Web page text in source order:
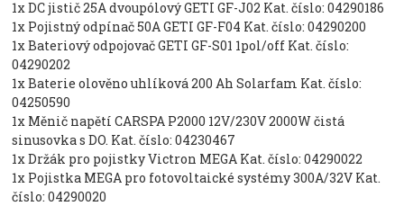
1x DC jistič 25A dvoupólový GETI GF-J02 Kat. číslo: 04290186
1x Pojistný odpínač 50A GETI GF-F04 Kat. číslo: 04290200
1x Bateriový odpojovač GETI GF-S01 1pol/off Kat. číslo:
04290202
1x Baterie olověno uhlíková 200 Ah Solarfam Kat. číslo:
04250590
1x Měnič napětí CARSPA P2000 12V/230V 2000W čistá
sinusovka s DO. Kat. číslo: 04230467
1x Držák pro pojistky Victron MEGA Kat. číslo: 04290022
1x Pojistka MEGA pro fotovoltaické systémy 300A/32V Kat.
číslo: 04290020